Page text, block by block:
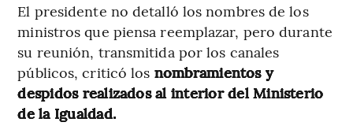
El presidente no detalló los nombres de los
ministros que piensa reemplazar, pero durante
su reunión, transmitida por los canales
públicos, criticó los nombramientos y
despidos realizados al interior del Ministerio
de la Igualdad.